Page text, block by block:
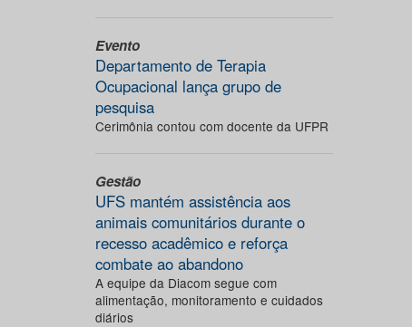
Evento
Departamento de Terapia
Ocupacional lança grupo de
pesquisa
Cerimônia contou com docente da UFPR
Gestão
UFS mantém assistência aos
animais comunitários durante o
recesso acadêmico e reforça
combate ao abandono
A equipe da Diacom segue com
alimentação, monitoramento e cuidados
diários